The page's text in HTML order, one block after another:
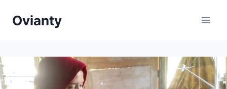
Ovianty